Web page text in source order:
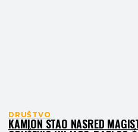
DRUŠTVO
KAMION STAO NASRED